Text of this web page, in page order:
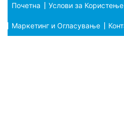
Почетна Услови за Користење
Маркетинг и Огласување